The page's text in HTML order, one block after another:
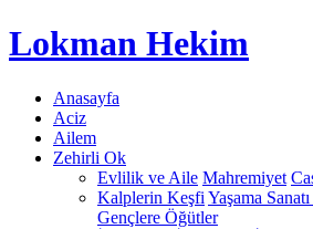
Lokman Hekim
Anasayfa
Aciz
Ailem
Zehirli Ok
Evlilik ve Aile Mahremiyet
Kalplerin Keşfi Yaşama Sanatı
Gençlere Öğütler